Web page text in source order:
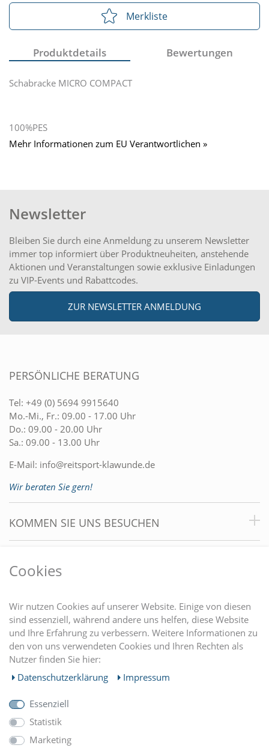
Merkliste
Produktdetails Bewertungen
Schabracke MICRO COMPACT
100%PES
Mehr Informationen zum EU Verantwortlichen »
Newsletter
Bleiben Sie durch eine Anmeldung zu unserem Newsletter
immer top informiert über Produktneuheiten, anstehende
Aktionen und Veranstaltungen sowie exklusive Einladungen
zu VIP-Events und Rabattcodes.
ZUR NEWSLETTER ANMELDUNG
PERSÖNLICHE BERATUNG
Tel: +49 (0) 5694 9915640
Mo.-Mi., Fr.: 09.00 - 17.00 Uhr
Do.: 09.00 - 20.00 Uhr
Sa.: 09.00 - 13.00 Uhr
E-Mail: info@reitsport-klawunde.de
Wir beraten Sie gern!
KOMMEN SIE UNS BESUCHEN
EINKAUFEN
MEIN KONTO
UNTERNEHMEN
Cookies
Wir nutzen Cookies auf unserer Website. Einige von diesen
sind essenziell, während andere uns helfen, diese Website
und Ihre Erfahrung zu verbessern. Weitere Informationen zu
den von uns verwendeten Cookies und Ihren Rechten als
Nutzer finden Sie hier:
Daten­schutz­erklärung
Impressum
Essenziell
Statistik
Marketing